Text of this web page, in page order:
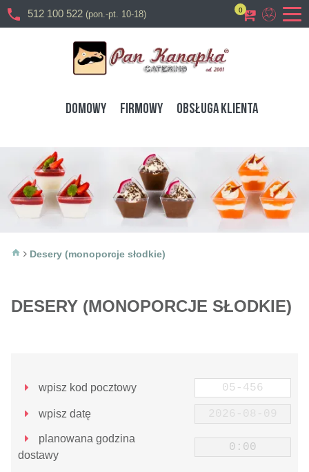
512 100 522 (pon.-pt. 10-18) 0
DOMOWY FIRMOWY OBSŁUGA KLIENTA
Desery (monoporcje słodkie)
DESERY (MONOPORCJE SŁODKIE)
wpisz kod pocztowy
wpisz datę
planowana godzina
dostawy